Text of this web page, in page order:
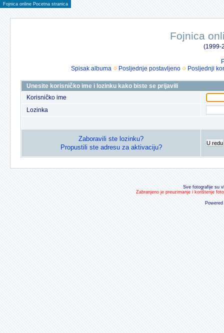
Fojnica online Pocetna stranica
Fojnica
(1999-
Spisak albuma
Posljednje postavljeno Posljednji
Unesite korisničko ime i lozinku kako biste se prijavili
Korisničko ime
Lozinka
Zaboravili ste lozinku?
Propustili ste adresu za aktivaciju?
U redu
Sve fotografije su
Zabranjeno je preuzimanje i korištenje